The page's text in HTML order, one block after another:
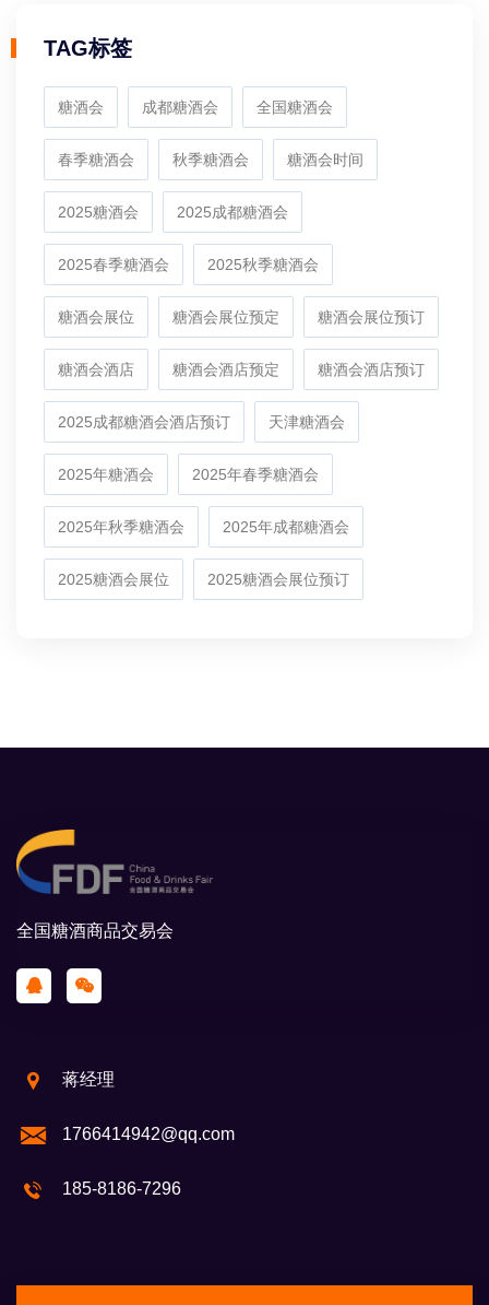
TAG标签
糖酒会 成都糖酒会 全国糖酒会
春季糖酒会 秋季糖酒会 糖酒会时间
2025糖酒会 2025成都糖酒会
2025春季糖酒会 2025秋季糖酒会
糖酒会展位 糖酒会展位预定 糖酒会展位预订
糖酒会酒店 糖酒会酒店预定 糖酒会酒店预订
2025成都糖酒会酒店预订 天津糖酒会
2025年糖酒会 2025年春季糖酒会
2025年秋季糖酒会 2025年成都糖酒会
2025糖酒会展位 2025糖酒会展位预订
全国糖酒商品交易会
蒋经理
1766414942@qq.com
185-8186-7296